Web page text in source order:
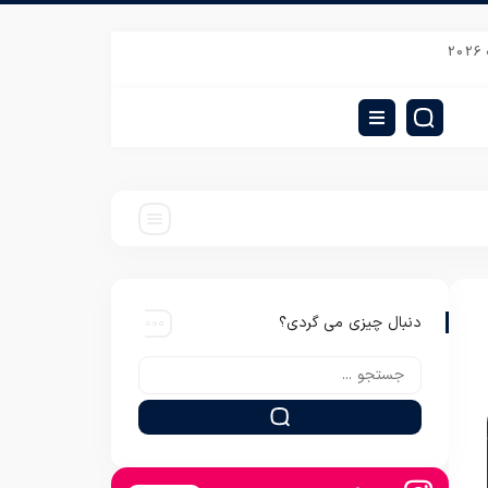
بهترین قیمت تشک برقی بهتاب مدل b640
دنبال چیزی می گردی؟